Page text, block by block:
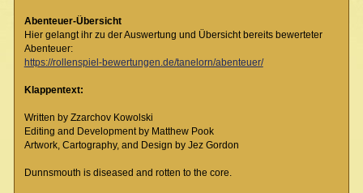
Abenteuer-Übersicht
Hier gelangt ihr zu der Auswertung und Übersicht bereits bewerteter
Abenteuer:
https://rollenspiel-bewertungen.de/tanelorn/abenteuer/
Klappentext:
Written by Zzarchov Kowolski
Editing and Development by Matthew Pook
Artwork, Cartography, and Design by Jez Gordon
Dunnsmouth is diseased and rotten to the core.